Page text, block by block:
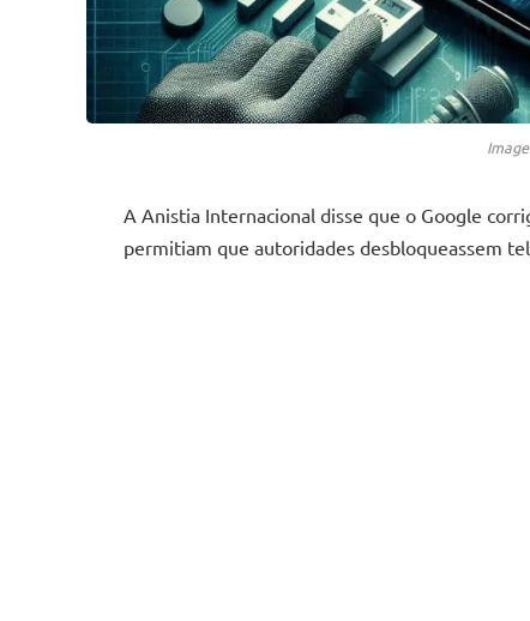
A Anistia Internacional disse que o Google
permitiam que autoridades desbloqueassem